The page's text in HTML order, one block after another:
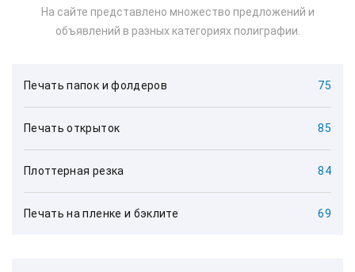
На сайте представлено множество предложений и
объявлений в разных категориях полиграфии.
Печать папок и фолдеров 75
Печать открыток 85
Плоттерная резка 84
Печать на пленке и бэклите 69